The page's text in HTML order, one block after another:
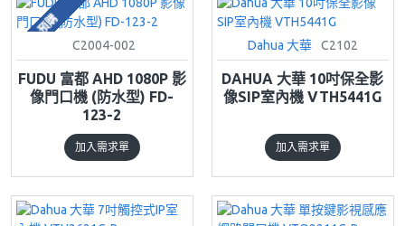
預購
C2004-002
FUDU 富都 AHD 1080P 影
像門口機 (防水型) FD-
123-2
加入需求單
Dahua 大華 C2102
DAHUA 大華 10吋保全影
像SIP室內機 VTH5441G
加入需求單